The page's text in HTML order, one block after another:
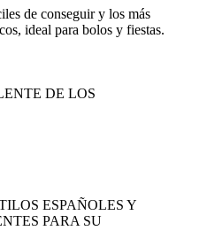
de conseguir y los más
ideal para bolos y fiestas.
DE LOS
ESPAÑOLES Y
PARA SU